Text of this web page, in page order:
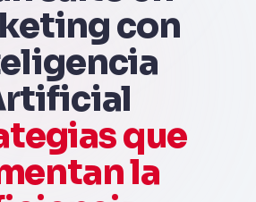
con
que
la